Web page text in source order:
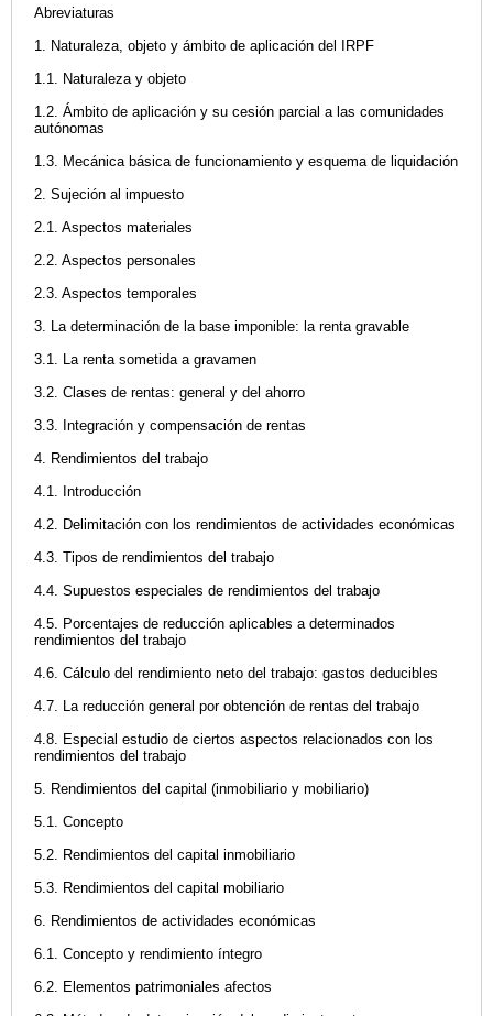
Abreviaturas
1. Naturaleza, objeto y ámbito de aplicación del IRPF
1.1. Naturaleza y objeto
1.2. Ámbito de aplicación y su cesión parcial a las comunidades
autónomas
1.3. Mecánica básica de funcionamiento y esquema de liquidación
2. Sujeción al impuesto
2.1. Aspectos materiales
2.2. Aspectos personales
2.3. Aspectos temporales
3. La determinación de la base imponible: la renta gravable
3.1. La renta sometida a gravamen
3.2. Clases de rentas: general y del ahorro
3.3. Integración y compensación de rentas
4. Rendimientos del trabajo
4.1. Introducción
4.2. Delimitación con los rendimientos de actividades económicas
4.3. Tipos de rendimientos del trabajo
4.4. Supuestos especiales de rendimientos del trabajo
4.5. Porcentajes de reducción aplicables a determinados
rendimientos del trabajo
4.6. Cálculo del rendimiento neto del trabajo: gastos deducibles
4.7. La reducción general por obtención de rentas del trabajo
4.8. Especial estudio de ciertos aspectos relacionados con los
rendimientos del trabajo
5. Rendimientos del capital (inmobiliario y mobiliario)
5.1. Concepto
5.2. Rendimientos del capital inmobiliario
5.3. Rendimientos del capital mobiliario
6. Rendimientos de actividades económicas
6.1. Concepto y rendimiento íntegro
6.2. Elementos patrimoniales afectos